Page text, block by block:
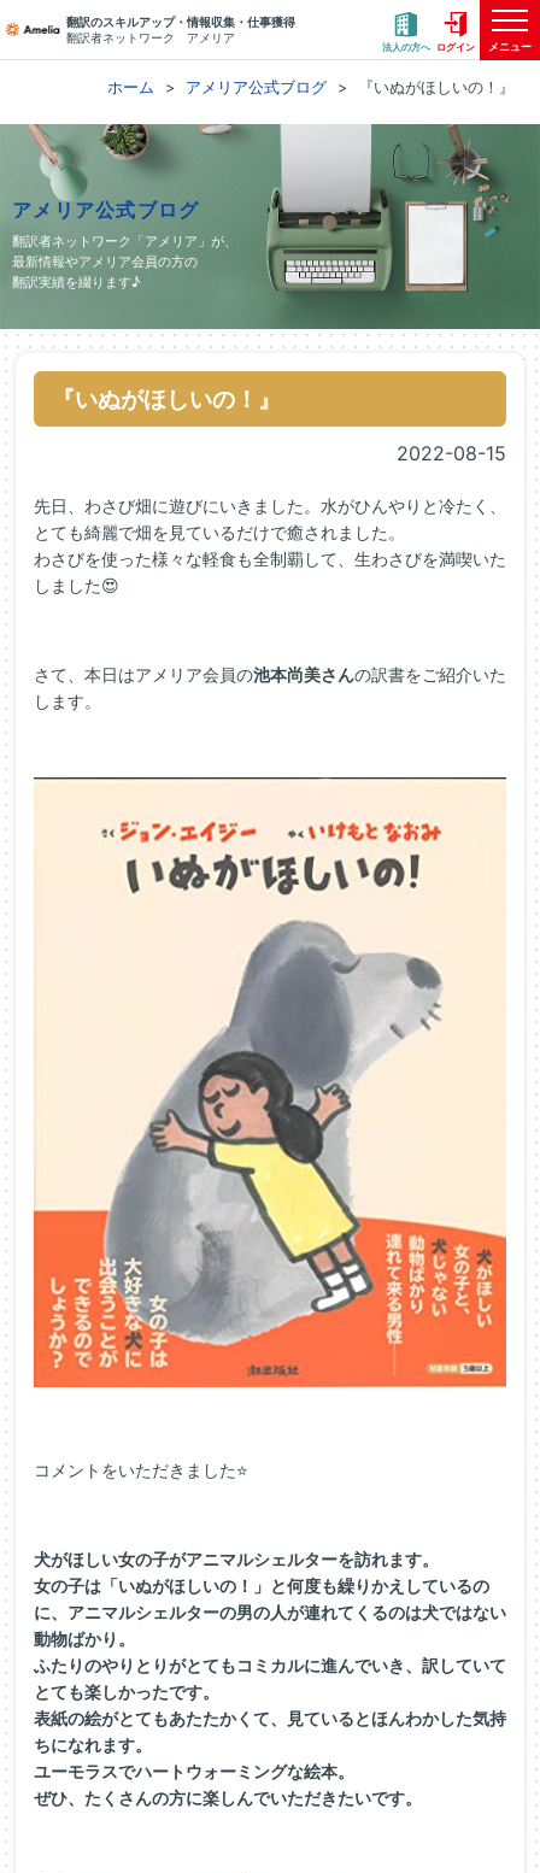
翻訳のスキルアップ・情報収集・仕事獲得
翻訳者ネットワーク アメリア
法人の方へ ログイン メニュー
ホーム アメリア公式ブログ 『いぬがほしいの！』
アメリア公式ブログ
翻訳者ネットワーク「アメリア」が、
最新情報やアメリア会員の方の
翻訳実績を綴ります♪
『いぬがほしいの！』
2022-08-15
先日、わさび畑に遊びにいきました。水がひんやりと冷たく、
とても綺麗で畑を見ているだけで癒されました。
わさびを使った様々な軽食も全制覇して、生わさびを満喫いた
しました😍
さて、本日はアメリア会員の池本尚美さんの訳書をご紹介いた
します。
コメントをいただきました⭐
犬がほしい女の子がアニマルシェルターを訪れます。
女の子は「いぬがほしいの！」と何度も繰りかえしているの
に、アニマルシェルターの男の人が連れてくるのは犬ではない
動物ばかり。
ふたりのやりとりがとてもコミカルに進んでいき、訳していて
とても楽しかったです。
表紙の絵がとてもあたたかくて、見ているとほんわかした気持
ちになれます。
ユーモラスでハートウォーミングな絵本。
ぜひ、たくさんの方に楽しんでいただきたいです。